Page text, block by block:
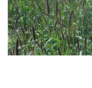
potentiel de récolte
09 JUILL. 2026